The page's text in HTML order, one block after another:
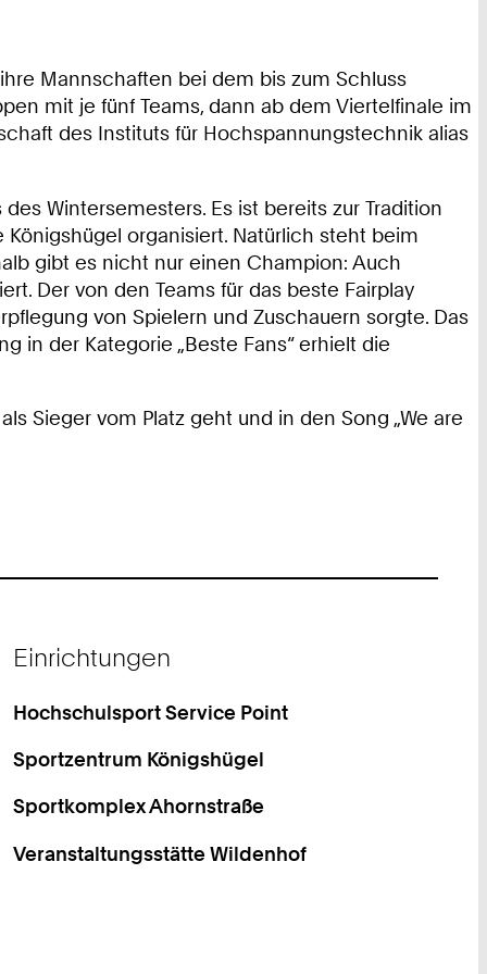
Mannschaften bei dem bis zum Schluss
mit je fünf Teams, dann ab dem Viertelfinale im
des Instituts für Hochspannungstechnik alias
des Wintersemesters. Es ist bereits zur Tradition
Königshügel organisiert. Natürlich steht beim
gibt es nicht nur einen Champion: Auch
Der von den Teams für das beste Fairplay
von Spielern und Zuschauern sorgte. Das
in der Kategorie „Beste Fans“ erhielt die
Sieger vom Platz geht und in den Song „We are
Einrichtungen
Hochschulsport Service Point
Sportzentrum Königshügel
Sportkomplex Ahornstraße
Veranstaltungsstätte Wildenhof